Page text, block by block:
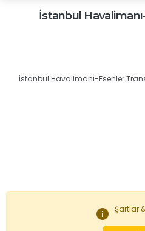
İstanbul
İstanbul Havalimanı-Esenler
info Şartlar